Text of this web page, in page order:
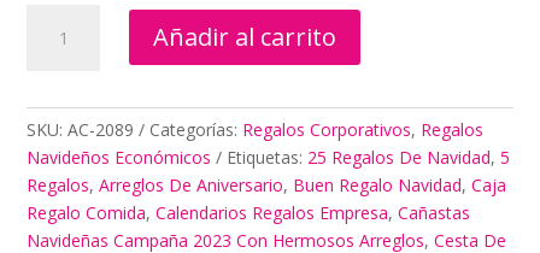
Fin
De
Año
cantidad
Añadir al carrito
SKU:AC-2089 Categorías: Regalos Corporativos, Regalos
Navideños Económicos
Etiquetas: 25 Regalos De Navidad,5
Regalos,Arreglos De Aniversario, Buen Regalo Navidad,Caja
Regalo Comida,Calendarios Regalos Empresa,Cañastas
Navideñas Campaña 2023 Con Hermosos Arreglos,Cesta De